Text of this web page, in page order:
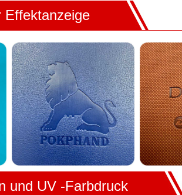
Effektanzeige
und UV -Farbdruck